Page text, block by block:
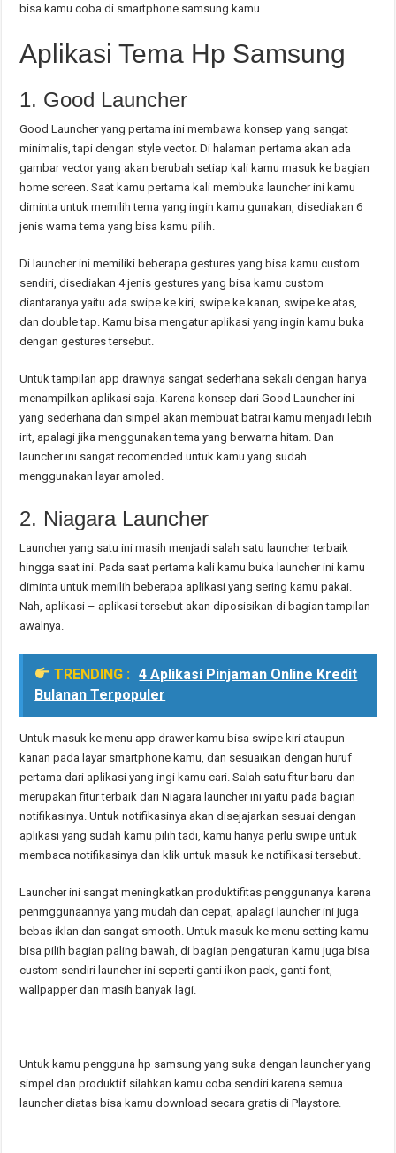
bisa kamu coba di smartphone samsung kamu.
Aplikasi Tema Hp Samsung
1. Good Launcher
Good Launcher yang pertama ini membawa konsep yang sangat
minimalis, tapi dengan style vector. Di halaman pertama akan ada
gambar vector yang akan berubah setiap kali kamu masuk ke bagian
home screen. Saat kamu pertama kali membuka launcher ini kamu
diminta untuk memilih tema yang ingin kamu gunakan, disediakan 6
jenis warna tema yang bisa kamu pilih.
Di launcher ini memiliki beberapa gestures yang bisa kamu custom
sendiri, disediakan 4 jenis gestures yang bisa kamu custom
diantaranya yaitu ada swipe ke kiri, swipe ke kanan, swipe ke atas,
dan double tap. Kamu bisa mengatur aplikasi yang ingin kamu buka
dengan gestures tersebut.
Untuk tampilan app drawnya sangat sederhana sekali dengan hanya
menampilkan aplikasi saja. Karena konsep dari Good Launcher ini
yang sederhana dan simpel akan membuat batrai kamu menjadi lebih
irit, apalagi jika menggunakan tema yang berwarna hitam. Dan
launcher ini sangat recomended untuk kamu yang sudah
menggunakan layar amoled.
2. Niagara Launcher
Launcher yang satu ini masih menjadi salah satu launcher terbaik
hingga saat ini. Pada saat pertama kali kamu buka launcher ini kamu
diminta untuk memilih beberapa aplikasi yang sering kamu pakai.
Nah, aplikasi – aplikasi tersebut akan diposisikan di bagian tampilan
awalnya.
TRENDING :
4 Aplikasi Pinjaman Online Kredit
Bulanan Terpopuler
Untuk masuk ke menu app drawer kamu bisa swipe kiri ataupun
kanan pada layar smartphone kamu, dan sesuaikan dengan huruf
pertama dari aplikasi yang ingi kamu cari. Salah satu fitur baru dan
merupakan fitur terbaik dari Niagara launcher ini yaitu pada bagian
notifikasinya. Untuk notifikasinya akan disejajarkan sesuai dengan
aplikasi yang sudah kamu pilih tadi, kamu hanya perlu swipe untuk
membaca notifikasinya dan klik untuk masuk ke notifikasi tersebut.
Launcher ini sangat meningkatkan produktifitas penggunanya karena
penmggunaannya yang mudah dan cepat, apalagi launcher ini juga
bebas iklan dan sangat smooth. Untuk masuk ke menu setting kamu
bisa pilih bagian paling bawah, di bagian pengaturan kamu juga bisa
custom sendiri launcher ini seperti ganti ikon pack, ganti font,
wallpapper dan masih banyak lagi.
Untuk kamu pengguna hp samsung yang suka dengan launcher yang
simpel dan produktif silahkan kamu coba sendiri karena semua
launcher diatas bisa kamu download secara gratis di Playstore.